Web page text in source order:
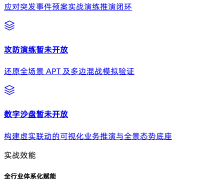
应对突发事件预案实战演练推演闭环
攻防演练暂未开放
还原全场景 APT 及多边混战模拟验证
数字沙盘暂未开放
构建虚实联动的可视化业务推演与全景态势底座
实战效能
全行业体系化赋能